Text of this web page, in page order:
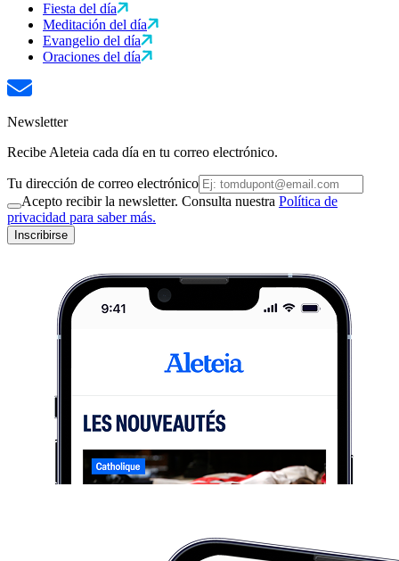
Fiesta del día
Meditación del día
Evangelio del día
Oraciones del día
Newsletter
Recibe Aleteia cada día en tu correo electrónico.
Tu dirección de correo electrónico
Acepto recibir la newsletter. Consulta nuestra Política de
privacidad para saber más.
Inscribirse